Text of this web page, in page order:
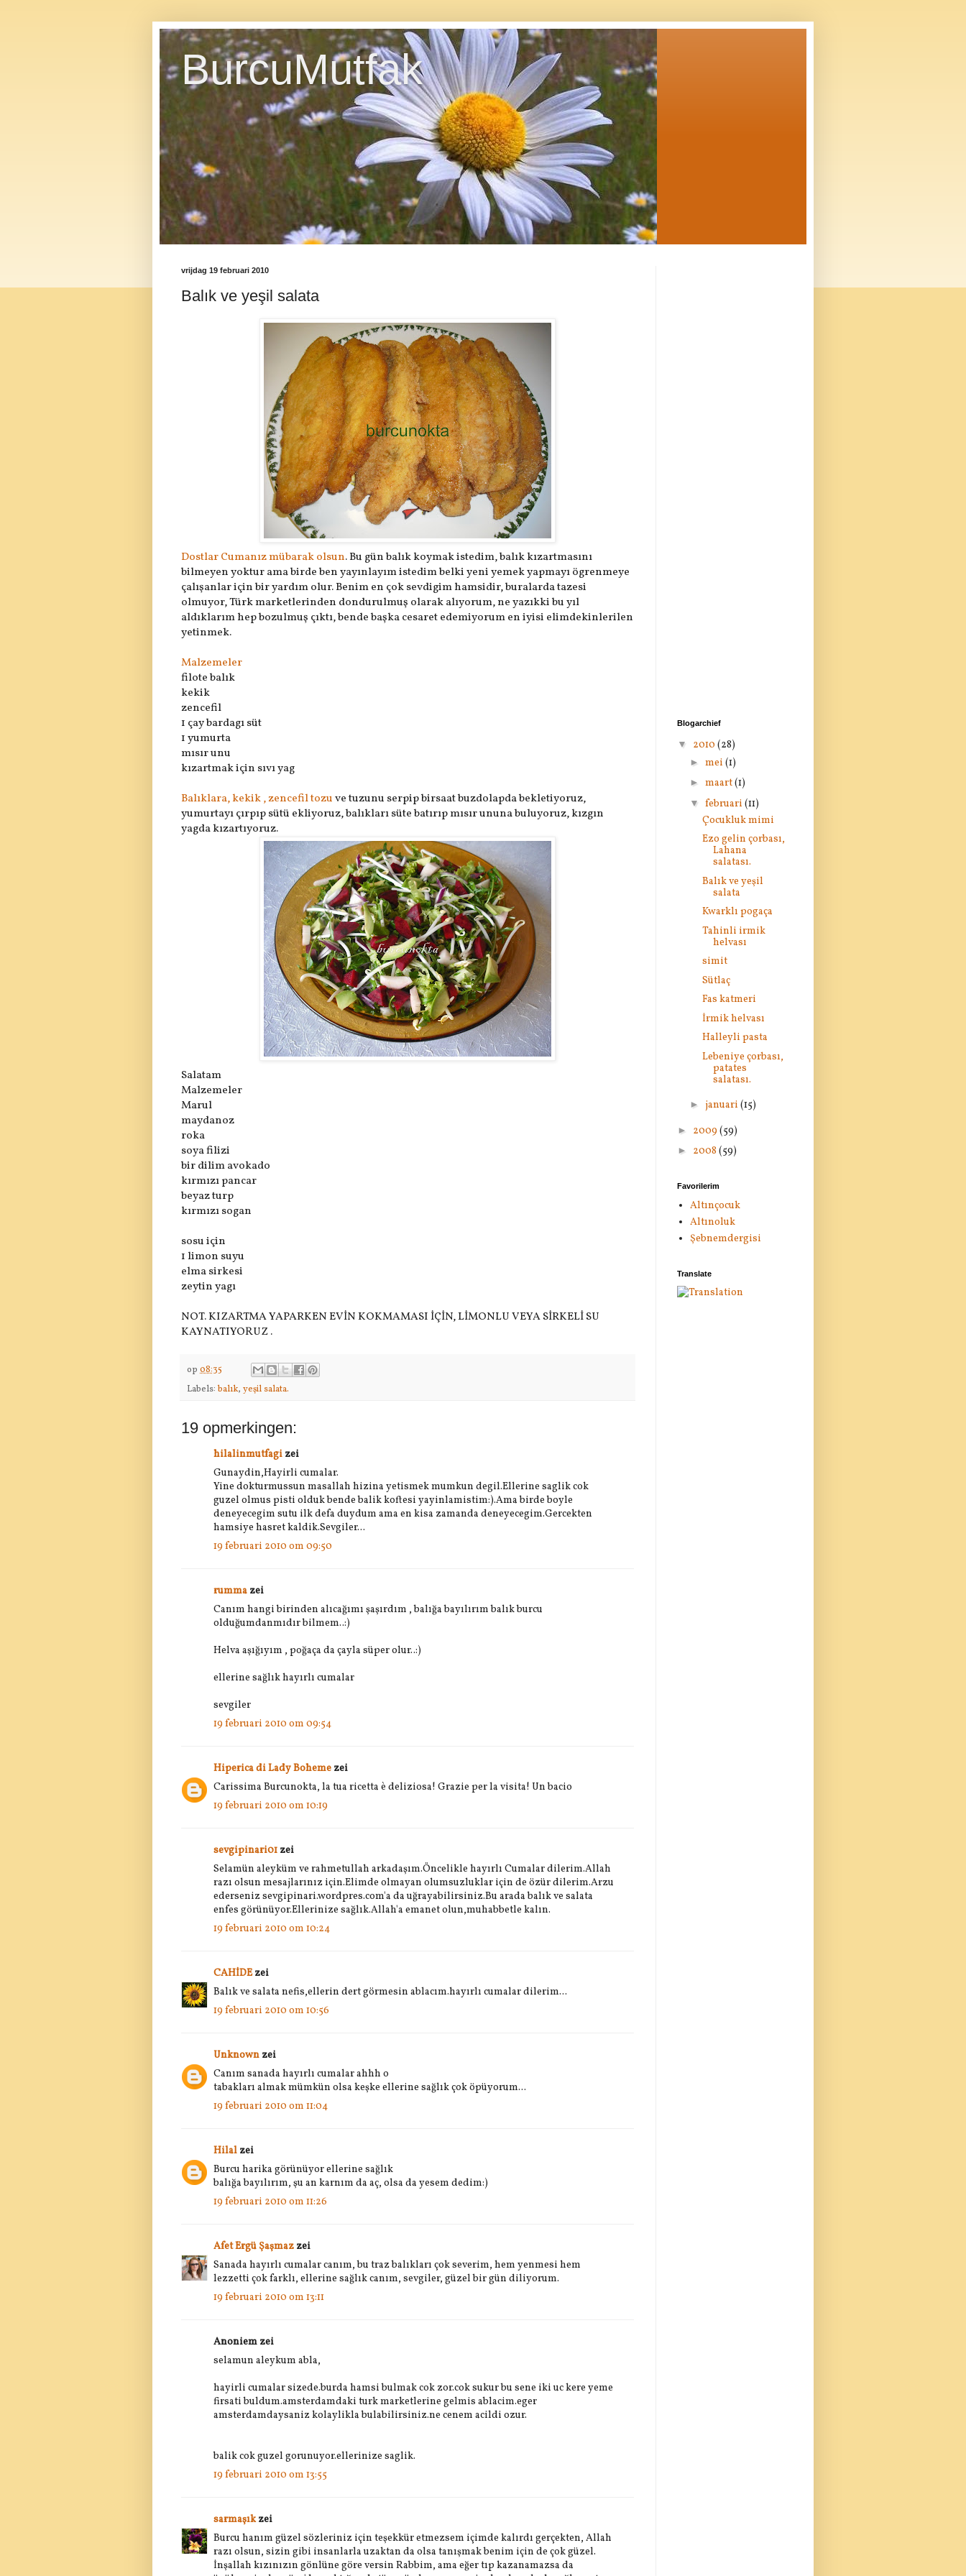
BurcuMutfak
vrijdag 19 februari 2010
Balık ve yeşil salata
Dostlar Cumanız mübarak olsun. Bu gün balık koymak istedim, balık kızartmasını
bilmeyen yoktur ama birde ben yayınlayım istedim belki yeni yemek yapmayı ögrenmeye
çalışanlar için bir yardım olur. Benim en çok sevdigim hamsidir, buralarda tazesi
olmuyor, Türk marketlerinden dondurulmuş olarak alıyorum, ne yazıkki bu yıl
aldıklarım hep bozulmuş çıktı, bende başka cesaret edemiyorum en iyisi elimdekinlerilen
yetinmek.
Malzemeler
filote balık
kekik
zencefil
1 çay bardagı süt
1 yumurta
mısır unu
kızartmak için sıvı yag
Balıklara, kekik , zencefil tozuve tuzunu serpip birsaat buzdolapda bekletiyoruz,
yumurtayı çırpıp sütü ekliyoruz, balıkları süte batırıp mısır ununa buluyoruz, kızgın
yagda kızartıyoruz.
Salatam
Malzemeler
Marul
maydanoz
roka
soya filizi
bir dilim avokado
kırmızı pancar
beyaz turp
kırmızı sogan
sosu için
1 limon suyu
elma sirkesi
zeytin yagı
NOT. KIZARTMA YAPARKEN EVİN KOKMAMASI İÇİN, LİMONLU VEYA SİRKELİ SU
KAYNATIYORUZ .
op 08:35
Labels:balık, yeşil salata.
19 opmerkingen:
hilalinmutfagi zei
Gunaydin,Hayirli cumalar.
Yine dokturmussun masallah hizina yetismek mumkun degil.Ellerine saglik cok
guzel olmus pisti olduk bende balik koftesi yayinlamistim:).Ama birde boyle
deneyecegim sutu ilk defa duydum ama en kisa zamanda deneyecegim.Gercekten
hamsiye hasret kaldik.Sevgiler...
19 februari 2010 om 09:50
rumma zei
Canım hangi birinden alıcağımı şaşırdım , balığa bayılırım balık burcu
olduğumdanmıdır bilmem..:)
Helva aşığıyım , poğaça da çayla süper olur..:)
ellerine sağlık hayırlı cumalar
sevgiler
19 februari 2010 om 09:54
Hiperica di Lady Boheme zei
Carissima Burcunokta, la tua ricetta è deliziosa! Grazie per la visita! Un bacio
19 februari 2010 om 10:19
sevgipinari01 zei
Selamün aleyküm ve rahmetullah arkadaşım.Öncelikle hayırlı Cumalar dilerim.Allah
razı olsun mesajlarınız için.Elimde olmayan olumsuzluklar için de özür dilerim.Arzu
ederseniz sevgipinari.wordpres.com'a da uğrayabilirsiniz.Bu arada balık ve salata
enfes görünüyor.Ellerinize sağlık.Allah'a emanet olun,muhabbetle kalın.
19 februari 2010 om 10:24
CAHİDEzei
Balık ve salata nefis,ellerin dert görmesin ablacım.hayırlı cumalar dilerim...
19 februari 2010 om 10:56
Unknown zei
Canım sanada hayırlı cumalar ahhh o
tabakları almak mümkün olsa keşke ellerine sağlık çok öpüyorum...
19 februari 2010 om 11:04
Hilal zei
Burcu harika görünüyor ellerine sağlık
balığa bayılırım, şu an karnım da aç, olsa da yesem dedim:)
19 februari 2010 om 11:26
Afet Ergü Şaşmaz zei
Sanada hayırlı cumalar canım, bu traz balıkları çok severim, hem yenmesi hem
lezzetti çok farklı, ellerine sağlık canım, sevgiler, güzel bir gün diliyorum.
19 februari 2010 om 13:11
Anoniem zei
selamun aleykum abla,
hayirli cumalar sizede.burda hamsi bulmak cok zor.cok sukur bu sene iki uc kere yeme
firsati buldum.amsterdamdaki turk marketlerine gelmis ablacim.eger
amsterdamdaysaniz kolaylikla bulabilirsiniz.ne cenem acildi ozur.
balik cok guzel gorunuyor.ellerinize saglik.
19 februari 2010 om 13:55
sarmaşıkzei
Burcu hanım güzel sözleriniz için teşekkür etmezsem içimde kalırdı gerçekten, Allah
razı olsun, sizin gibi insanlarla uzaktan da olsa tanışmak benim için de çok güzel.
İnşallah kızınızın gönlüne göre versin Rabbim, ama eğer tıp kazanamazsa da
Blogarchief
▼ 2010 (28)
► mei (1)
► maart(1)
▼ februari (11)
Çocukluk mimi
Ezo gelin çorbası,
Lahana
salatası.
Balık ve yeşil
salata
Kwarklı pogaça
Tahinli irmik
helvası
simit
Sütlaç
Fas katmeri
İrmik helvası
Halleyli pasta
Lebeniye çorbası,
patates
salatası.
► januari (15)
► 2009 (59)
► 2008 (59)
Favorilerim
Altınçocuk
Altınoluk
Şebnemdergisi
Translate